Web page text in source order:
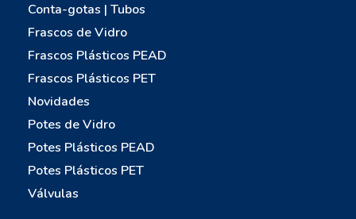
Conta-gotas | Tubos
Frascos de Vidro
Frascos Plásticos PEAD
Frascos Plásticos PET
Novidades
Potes de Vidro
Potes Plásticos PEAD
Potes Plásticos PET
Válvulas